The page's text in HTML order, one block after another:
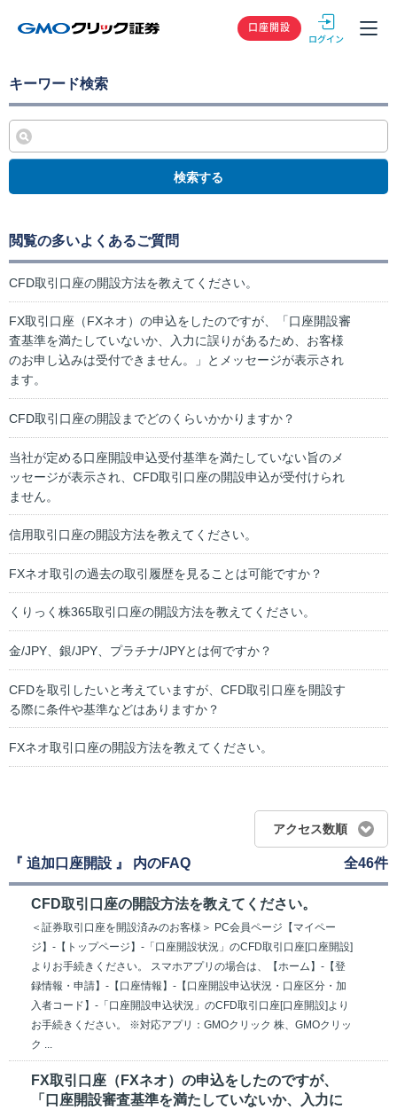
GMOクリック
口座開設
キーワード検索
検索する
閲覧の多いよくあるご質問
CFD取引口座の開設方法を教えてください。
FX取引口座（FXネオ）の申込をしたのですが、「口座開設審
査基準を満たしていないか、入力に誤りがあるため、お客様
のお申し込みは受付できません。」とメッセージが表示され
ます。
CFD取引口座の開設までどのくらいかかりますか？
当社が定める口座開設申込受付基準を満たしていない旨のメ
ッセージが表示され、CFD取引口座の開設申込が受付けられ
ません。
信用取引口座の開設方法を教えてください。
FXネオ取引の過去の取引履歴を見ることは可能ですか？
くりっく株365取引口座の開設方法を教えてください。
金/JPY、銀/JPY、プラチナ/JPYとは何ですか？
CFDを取引したいと考えていますが、CFD取引口座を開設す
る際に条件や基準などはありますか？
FXネオ取引口座の開設方法を教えてください。
アクセス数順
『 追加口座開設 』 内のFAQ 全46件
CFD取引口座の開設方法を教えてください。
＜証券取引口座を開設済みのお客様＞ PC会員ページ【マイペー
ジ】-【トップページ】-「口座開設状況」のCFD取引口座[口座開設]
よりお手続きください。 スマホアプリの場合は、【ホーム】-【登
録情報・申請】-【口座情報】-【口座開設申込状況・口座区分・加
入者コード】-「口座開設申込状況」のCFD取引口座[口座開設]より
お手続きください。 ※対応アプリ：GMOクリック 株、GMOクリッ
ク ...
FX取引口座（FXネオ）の申込をしたのですが、
「口座開設審査基準を満たしていないか、入力に